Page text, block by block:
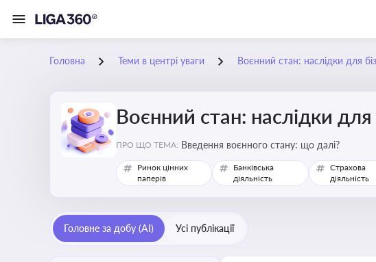
Головна Теми в центрі уваги Воєнний стан: наслідки для
Воєнний стан: наслідки для
ПРО ЩО ТЕМА: Введення воєнного стану: що далі?
Ринок цінних
паперів
Банківська
діяльність
Страхова
діяльність
Головне за добу (AI) Усі публікації